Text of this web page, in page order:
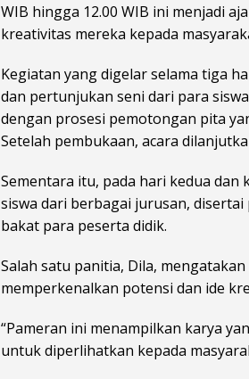
WIB hingga 12.00 WIB ini menjadi
kreativitas mereka kepada
Kegiatan yang digelar selama tiga
dan pertunjukan seni dari para
dengan prosesi pemotongan pita
Setelah pembukaan, acara
Sementara itu, pada hari kedua
siswa dari berbagai jurusan,
bakat para peserta didik.
Salah satu panitia, Dila,
memperkenalkan potensi dan ide
“Pameran ini menampilkan karya
untuk diperlihatkan kepada